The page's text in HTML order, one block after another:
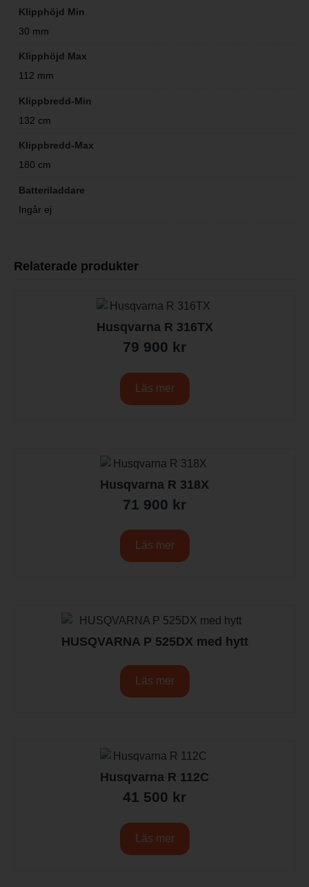
Klipphöjd Min
30 mm
Klipphöjd Max
112 mm
Klippbredd-Min
132 cm
Klippbredd-Max
180 cm
Batteriladdare
Ingår ej
Relaterade produkter
Husqvarna R 316TX
79 900 kr
Läs mer
Husqvarna R 318X
71 900 kr
Läs mer
HUSQVARNA P 525DX med hytt
Läs mer
Husqvarna R 112C
41 500 kr
Läs mer